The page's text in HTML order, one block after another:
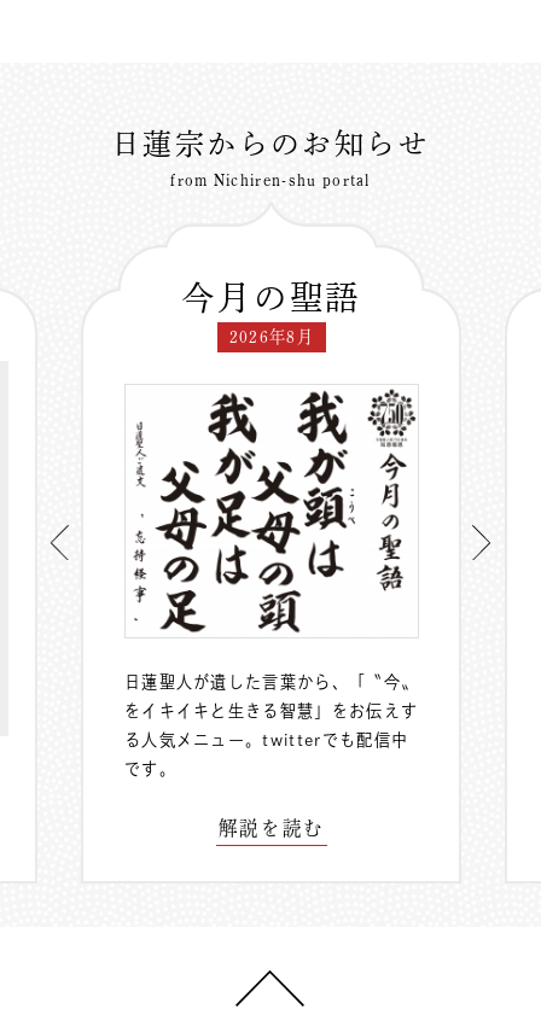
日蓮宗からのお知らせ
from Nichiren-shu portal
今月の聖語
2026年8月
日蓮聖人が遺した言葉から、「〝今〟
をイキイキと生きる智慧」をお伝えす
る人気メニュー。twitterでも配信中
です。
解説を読む